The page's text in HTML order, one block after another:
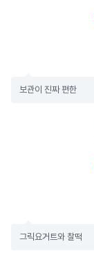
보관이 진짜 편한
그릭요거트와 찰떡